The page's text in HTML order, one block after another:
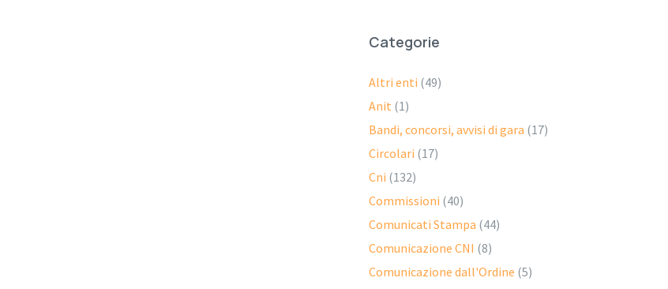
Categorie
Altri enti (49)
Anit (1)
Bandi, concorsi, avvisi di gara (17)
Circolari (17)
Cni (132)
Commissioni (40)
Comunicati Stampa (44)
Comunicazione CNI (8)
Comunicazione dall'Ordine (5)